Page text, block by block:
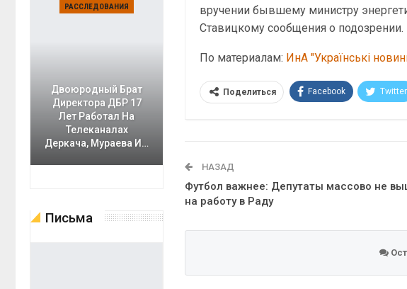
вручении бывшему министру
Ставицкому сообщения о подозрении.
По материалам: ИнА "Українські
Поделиться Facebook Twitter
НАЗАД
Футбол важнее: Депутаты массово не
на работу в Раду
РАССЛЕДОВАНИЯ
Двоюродный Брат
Директора ДБР 17
Лет Работал На
Телеканалах
Деркача, Мураева И…
Письма